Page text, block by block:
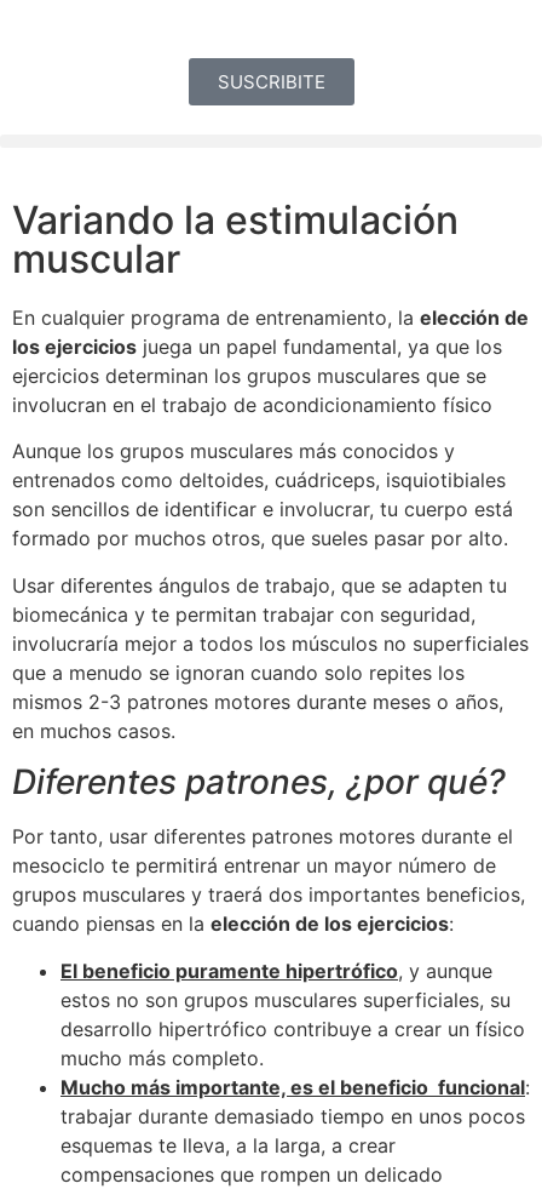
SUSCRIBITE
Variando la estimulación
muscular
En cualquier programa de entrenamiento, la elección de
los ejercicios juega un papel fundamental, ya que los
ejercicios determinan los grupos musculares que se
involucran en el trabajo de acondicionamiento físico
Aunque los grupos musculares más conocidos y
entrenados como deltoides, cuádriceps, isquiotibiales
son sencillos de identificar e involucrar, tu cuerpo está
formado por muchos otros, que sueles pasar por alto.
Usar diferentes ángulos de trabajo, que se adapten tu
biomecánica y te permitan trabajar con seguridad,
involucraría mejor a todos los músculos no superficiales
que a menudo se ignoran cuando solo repites los
mismos 2-3 patrones motores durante meses o años,
en muchos casos.
Diferentes patrones, ¿por qué?
Por tanto, usar diferentes patrones motores durante el
mesociclo te permitirá entrenar un mayor número de
grupos musculares y traerá dos importantes beneficios,
cuando piensas en la elección de los ejercicios:
El beneficio puramente hipertrófico, y aunque
estos no son grupos musculares superficiales, su
desarrollo hipertrófico contribuye a crear un físico
mucho más completo.
Mucho más importante, es el beneficio funcional:
trabajar durante demasiado tiempo en unos pocos
esquemas te lleva, a la larga, a crear
compensaciones que rompen un delicado